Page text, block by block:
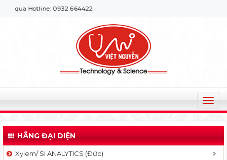
Hotline: 0932 664422
T
o
g
l
HÃNG ĐẠI DIỆN
Xylem/ SI ANALYTICS (Đức)